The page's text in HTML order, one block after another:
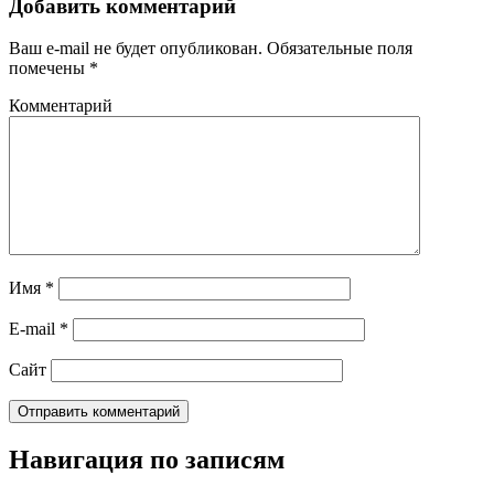
Добавить комментарий
Ваш e-mail не будет опубликован. Обязательные поля
помечены *
Комментарий
Имя *
E-mail *
Сайт
Навигация по записям